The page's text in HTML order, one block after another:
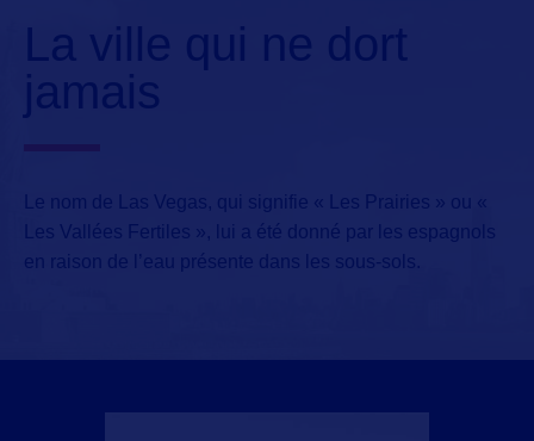
La ville qui ne dort
Le nom de Las Vegas, qui signifie « Les Prairies » ou «
Les Vallées Fertiles », lui a été donné par les espagnols
en raison de l’eau présente dans les sous-sols.